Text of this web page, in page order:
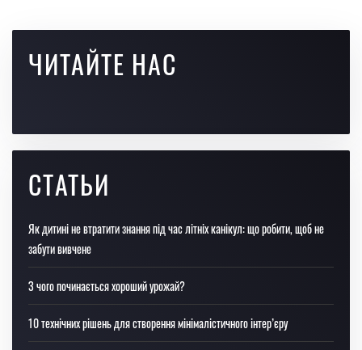
ЧИТАЙТЕ НАС
СТАТЬИ
Як дитині не втратити знання під час літніх канікул: що робити, щоб не
забути вивчене
З чого починається хороший урожай?
10 технічних рішень для створення мінімалістичного інтер’єру